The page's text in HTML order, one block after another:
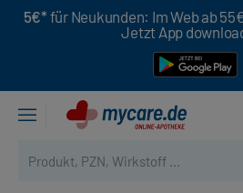
5€* für Neukunden: Im Web ab
Jetzt App